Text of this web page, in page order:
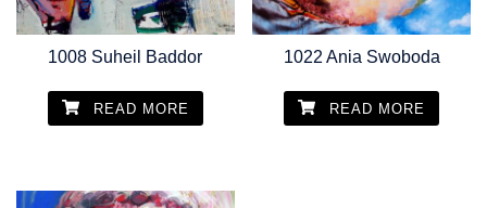
1008 Suheil Baddor
READ MORE
1022 Ania Swoboda
READ MORE